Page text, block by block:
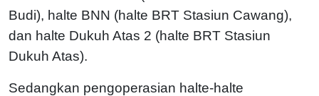
Budi), halte BNN (halte BRT Stasiun Cawang),
dan halte Dukuh Atas 2 (halte BRT Stasiun
Dukuh Atas).
Sedangkan pengoperasian halte-halte